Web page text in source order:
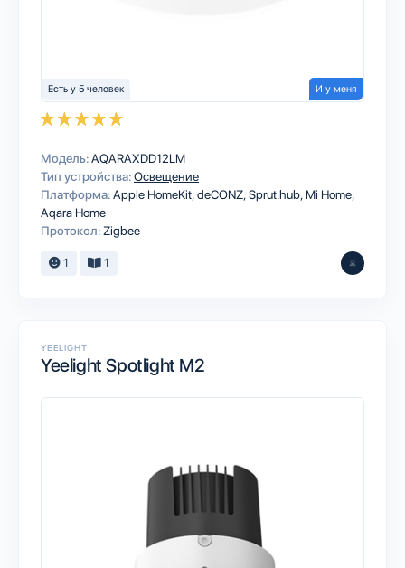
Есть у 5 человек И у меня
Модель:AQARAXDD12LM
Тип устройства:Освещение
Платформа:Apple HomeKitdeCONZSprut.hub Mi Home
Aqara Home
Протокол: Zigbee
1 1
YEELIGHT
Yeelight Spotlight M2